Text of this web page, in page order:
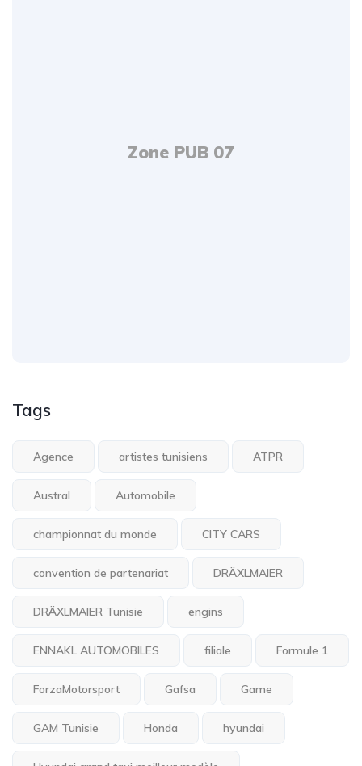
Zone PUB 07
Tags
Agence artistes tunisiens ATPR
Austral Automobile
championnat du monde CITY CARS
convention de partenariat DRÄXLMAIER
DRÄXLMAIER Tunisie engins
ENNAKL AUTOMOBILES filiale Formule 1
ForzaMotorsport Gafsa Game
GAM Tunisie Honda hyundai